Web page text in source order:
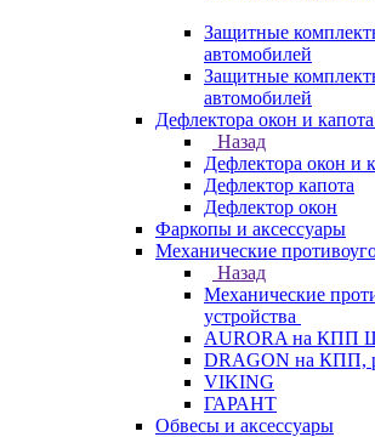
Защитные
автомобилей
Защитные
автомобилей
Дефлектора окон и капота
Назад
Дефлектора окон и
Дефлектор капота
Дефлектор окон
Фаркопы и аксессуары
Механические
Назад
Механические
устройства
AURORA на КПП
DRAGON на КПП,
VIKING
ГАРАНТ
Обвесы и аксессуары